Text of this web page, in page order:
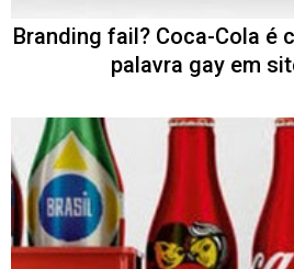
Branding fail? Coca-Cola é
palavra gay em